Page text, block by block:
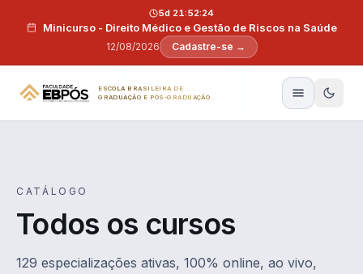
Minicurso - Direito Médico e Gestão de Riscos na Saúde
12/08/2026
5d 21:52:23
Cadastre-se →
ESCOLA BRASILEIRA DE
GRADUAÇÃO E PÓS-GRADUAÇÃO
CATÁLOGO
Todos os cursos
129 especializações ativas, 100% online, ao vivo,